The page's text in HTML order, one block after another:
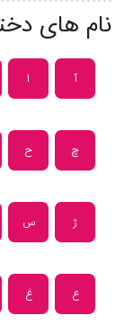
نام های
آ ا
چ ح
ژ س
ع غ